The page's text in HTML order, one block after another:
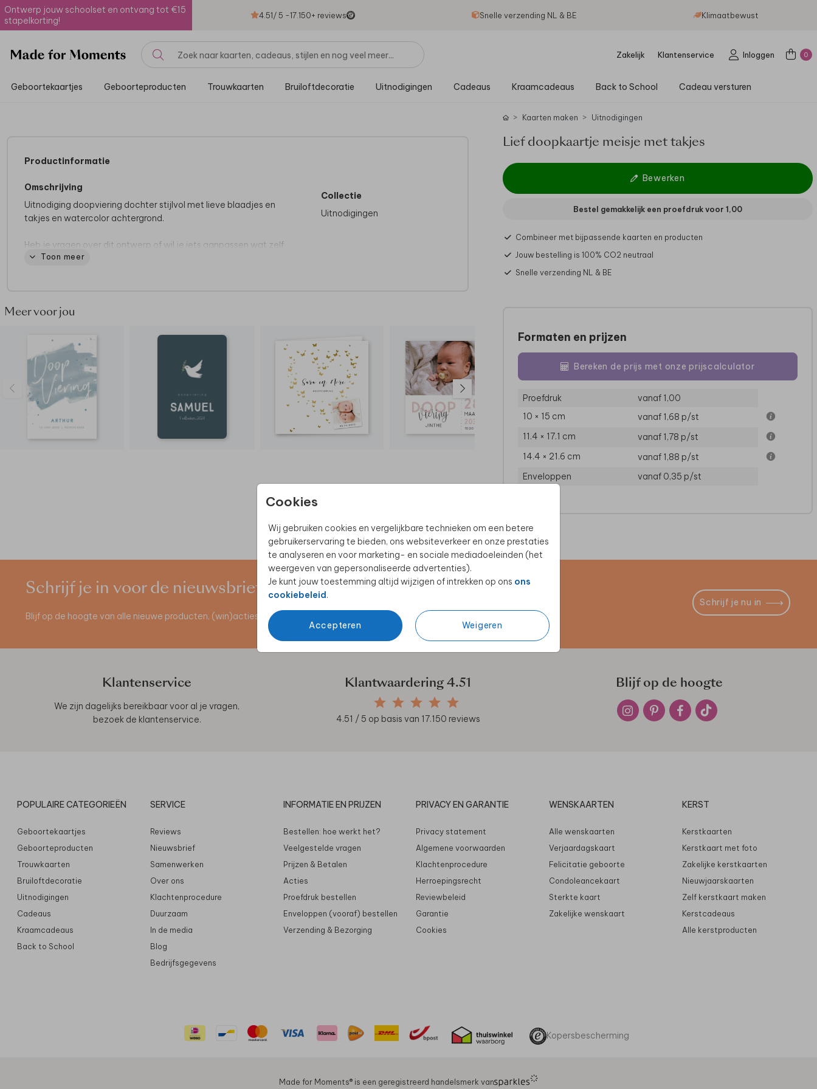
Ontwerp jouw schoolset en ontvang tot €15
stapelkorting!
4.51/ 5 -17.150+ reviews Snelle verzending NL & BE Klimaatbewust
Zakelijk Klantenservice Inloggen 0
Geboortekaartjes Geboorteproducten Trouwkaarten Bruiloftdecoratie Uitnodigingen Cadeaus Kraamcadeaus Back to School Cadeau versturen
Cookies
Wij gebruiken cookies en vergelijkbare technieken om een betere
gebruikerservaring te bieden, ons websiteverkeer en onze prestaties
te analyseren en voor marketing- en sociale mediadoeleinden (het
weergeven van gepersonaliseerde advertenties).
Je kunt jouw toestemming altijd wijzigen of intrekken op ons ons
cookiebeleid.
Accepteren Weigeren
Productinformatie
Omschrijving
Uitnodiging doopviering dochter stijlvol met lieve blaadjes en
takjes en watercolor achtergrond.
Heb je vragen over dit ontwerp of wil je iets aanpassen wat zelf
niet lukt in de editor? Neem dan gerust
Toon meer
Collectie
Uitnodigingen
Meer voor jou
Kaarten maken Uitnodigingen
Lief doopkaartje meisje met takjes
Bewerken
Bestel gemakkelijk een proefdruk voor 1,00
Combineer met bijpassende kaarten en producten
Jouw bestelling is 100% CO2 neutraal
Snelle verzending NL & BE
Formaten en prijzen
Bereken de prijs met onze prijscalculator
Proefdruk
vanaf 1,00
10 × 15 cm
vanaf 1,68 p/st
11.4 × 17.1 cm
vanaf 1,78 p/st
14.4 × 21.6 cm
vanaf 1,88 p/st
Enveloppen
vanaf 0,35 p/st
Schrijf je in voor de nieuwsbrief
Blijf op de hoogte van alle nieuwe producten, (win)acties en unieke samenwerkingen!
Schrijf je nu in
Klantenservice
We zijn dagelijks bereikbaar voor al je vragen,
bezoek de klantenservice.
Klantwaardering4.51
4.51 / 5 op basis van 17.150 reviews
Blijf op de hoogte
POPULAIRE CATEGORIEËN
Geboortekaartjes
Geboorteproducten
Trouwkaarten
Bruiloftdecoratie
Uitnodigingen
Cadeaus
Kraamcadeaus
Back to School
SERVICE
Reviews
Nieuwsbrief
Samenwerken
Over ons
Klachtenprocedure
Duurzaam
In de media
Blog
Bedrijfsgegevens
INFORMATIE EN PRIJZEN
Bestellen: hoe werkt het?
Veelgestelde vragen
Prijzen & Betalen
Acties
Proefdruk bestellen
Enveloppen (vooraf) bestellen
Verzending & Bezorging
PRIVACY EN GARANTIE
Privacy statement
Algemene voorwaarden
Klachtenprocedure
Herroepingsrecht
Reviewbeleid
Garantie
Cookies
WENSKAARTEN
Alle wenskaarten
Verjaardagskaart
Felicitatie geboorte
Condoleancekaart
Sterkte kaart
Zakelijke wenskaart
KERST
Kerstkaarten
Kerstkaart met foto
Zakelijke kerstkaarten
Nieuwjaarskaarten
Zelf kerstkaart maken
Kerstcadeaus
Alle kerstproducten
Kopersbescherming
Made for Moments®️ is een geregistreerd handelsmerk van